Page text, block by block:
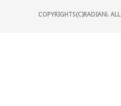
COPYRIGHTS(C)RADIANi. ALL